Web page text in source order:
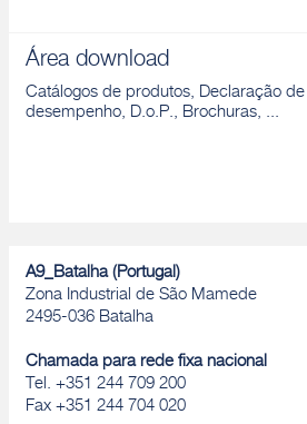
Área download
Catálogos de produtos, Declaração de
desempenho, D.o.P., Brochuras, ...
A9_Batalha (Portugal)
Zona Industrial de São Mamede
2495-036 Batalha
Chamada para rede fixa nacional
Tel. +351 244 709 200
Fax +351 244 704 020